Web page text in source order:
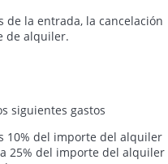
de la entrada, la cancelación
de alquiler.
siguientes gastos
10% del importe del alquiler
25% del importe del alquiler